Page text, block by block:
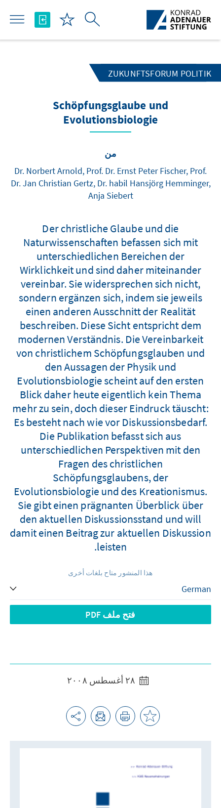
تخطي إلى المحتوى الرئيسي
ZUKUNFTSFORUM POLITIK
Schöpfungsglaube und
Evolutionsbiologie
من
Dr. Norbert Arnold, Prof. Dr. Ernst Peter Fischer, Prof.
Dr. Jan Christian Gertz, Dr. habil Hansjörg Hemminger,
Anja Siebert
Der christliche Glaube und die
Naturwissenschaften befassen sich mit
unterschiedlichen Bereichen der
Wirklichkeit und sind daher miteinander
vereinbar. Sie widersprechen sich nicht,
sondern ergänzen sich, indem sie jeweils
einen anderen Ausschnitt der Realität
beschreiben. Diese Sicht entspricht dem
modernen Verständnis. Die Vereinbarkeit
von christlichem Schöpfungsglauben und
den Aussagen der Physik und
Evolutionsbiologie scheint auf den ersten
Blick daher heute eigentlich kein Thema
mehr zu sein, doch dieser Eindruck täuscht:
Es besteht nach wie vor Diskussionsbedarf.
Die Publikation befasst sich aus
unterschiedlichen Perspektiven mit den
Fragen des christlichen
Schöpfungsglaubens, der
Evolutionsbiologie und des Kreationismus.
Sie gibt einen prägnanten Überblick über
den aktuellen Diskussionsstand und will
damit einen Beitrag zur aktuellen Diskussion
leisten.
هذا المنشور متاح بلغات أخرى
فتح ملف PDF